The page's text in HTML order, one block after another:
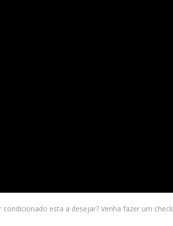
esta a desejar? Venha fazer um